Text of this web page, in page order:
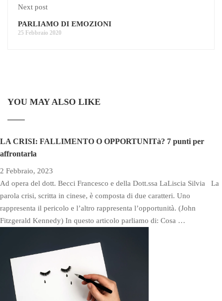
Next post
PARLIAMO DI EMOZIONI
25 Febbraio 2020
YOU MAY ALSO LIKE
LA CRISI: FALLIMENTO O OPPORTUNITà? 7 punti per
affrontarla
2 Febbraio, 2023
Ad opera del dott. Becci Francesco e della Dott.ssa LaLiscia Silvia La
parola crisi, scritta in cinese, è composta di due caratteri. Uno
rappresenta il pericolo e l’altro rappresenta l’opportunità. (John
Fitzgerald Kennedy) In questo articolo parliamo di: Cosa …